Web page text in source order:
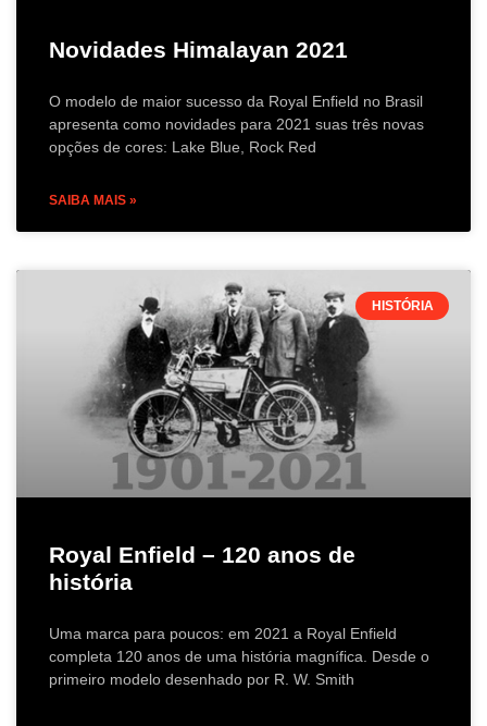
Novidades Himalayan 2021
O modelo de maior sucesso da Royal Enfield no Brasil
apresenta como novidades para 2021 suas três novas
opções de cores: Lake Blue, Rock Red
SAIBA MAIS »
HISTÓRIA
Royal Enfield – 120 anos de
história
Uma marca para poucos: em 2021 a Royal Enfield
completa 120 anos de uma história magnífica. Desde o
primeiro modelo desenhado por R. W. Smith